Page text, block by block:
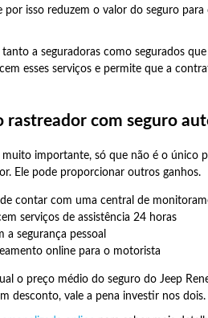
por isso reduzem o valor do seguro
a seguradoras como segurados
esses serviços e permite que a
rastreador com seguro
muito importante, só que não é o único
Ele pode proporcionar outros ganhos.
de contar com uma central de
serviços de assistência 24 horas
a segurança pessoal
online para o motorista
o preço médio do seguro do Jeep
desconto, vale a pena investir nos dois.